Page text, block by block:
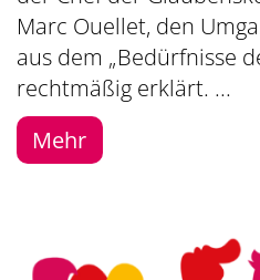
Marc Ouellet, den
aus dem „Bedürfnisse
rechtmäßig erklärt. ...
Mehr